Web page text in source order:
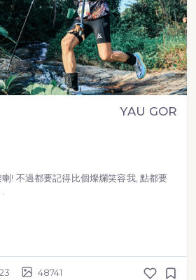
YAU GOR
! 不過都要記得比個燦爛笑容我, 點都要
.
48741